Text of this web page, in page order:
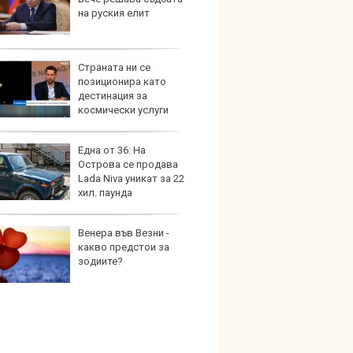
на руския елит
Страната ни се
позиционира като
дестинация за
космически услуги
Една от 36: На
Острова се продава
Lada Niva уникат за 22
хил. паунда
Венера във Везни -
какво предстои за
зодиите?